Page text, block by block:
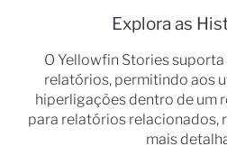
Explora as
O Yellowfin Stories
relatórios, permitindo aos
hiperligações dentro de um
para relatórios relacionados,
mais